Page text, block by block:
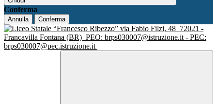
Conferma
Annulla Conferma
via Fabio Filzi, 48 72021 -
Francavilla Fontana (BR) PEO: brps030007@istruzione.it - PEC:
brps030007@pec.istruzione.it